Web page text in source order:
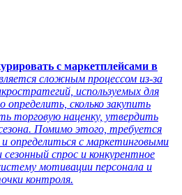
с маркетплейсами в
сложным процессом из-за
используемых для
определить, сколько закупить
торговую наценку, утвердить
Помимо этого, требуется
определиться с маркетинговыми
спрос и конкурентное
мотивации персонала и
контроля.